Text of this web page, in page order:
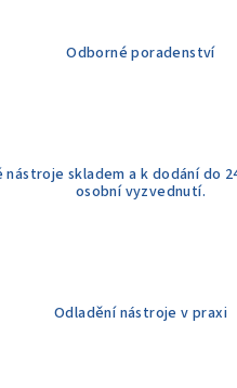
Odborné poradenství
nástroje skladem a k dodání do
osobní vyzvednutí.
Odladění nástroje v praxi